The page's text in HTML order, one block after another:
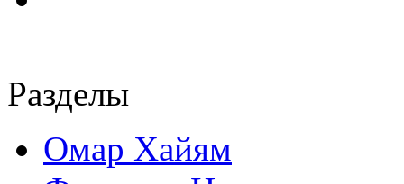
Разделы
Омар Хайям